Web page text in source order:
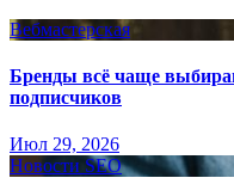
Вебмастерская
Бренды всё чаще
подписчиков
Июл 29, 2026
Новости SEO